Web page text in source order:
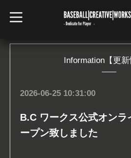
t
o
l
Information【更新
2026-06-25 10:31:00
B.C ワークス公式オンラ
ープン致しました